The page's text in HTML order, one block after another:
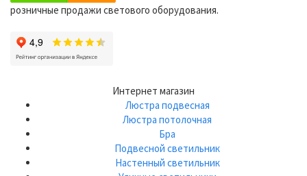
розничные продажи светового оборудования.
Интернет магазин
Люстра подвесная
Люстра потолочная
Бра
Подвесной светильник
Настенный светильник